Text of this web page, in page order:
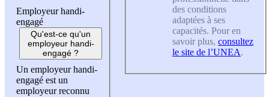
Employeur handi-
engagé
Qu'est-ce qu'un
employeur handi-
engagé ?
Un employeur handi-
engagé est un
employeur reconnu
des conditions
adaptées à ses
capacités. Pour en
savoir plus, consultez
le site de l’UNEA.